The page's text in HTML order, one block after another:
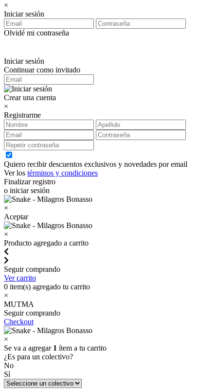
×
Iniciar sesión
Olvidé mi contraseña
Iniciar sesión
Continuar como invitado
Crear una cuenta
×
Registrarme
Quiero recibir descuentos exclusivos y novedades por email
Ver los términos y condiciones
Finalizar registro
o iniciar sesión
×
Aceptar
×
Producto agregado a carrito
Seguir comprando
Ver carrito
0 item(s) agregado tu carrito
×
MUTMA
Seguir comprando
Checkout
×
Se va a agregar 1 ítem a tu carrito
¿Es para un colectivo?
No
Sí